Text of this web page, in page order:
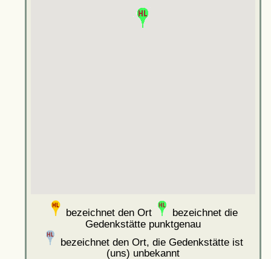
bezeichnet den Ort
bezeichnet die
Gedenkstätte punktgenau
bezeichnet den Ort, die Gedenkstätte ist
(uns) unbekannt